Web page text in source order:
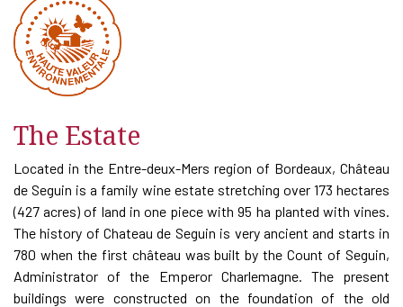
The Estate
Located in the Entre-deux-Mers region of Bordeaux, Château
de Seguin is a family wine estate stretching over 173 hectares
(427 acres) of land in one piece with 95 ha planted with vines.
The history of Chateau de Seguin is very ancient and starts in
780 when the first château was built by the Count of Seguin,
Administrator of the Emperor Charlemagne. The present
buildings were constructed on the foundation of the old